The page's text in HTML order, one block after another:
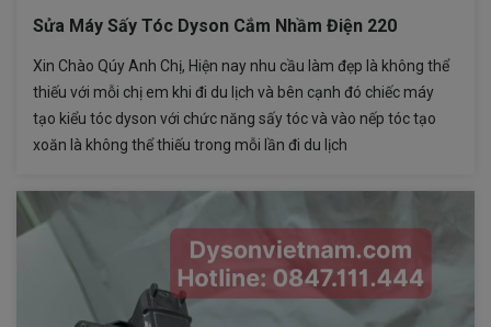
Sửa Máy Sấy Tóc Dyson Cắm Nhầm Điện 220
Xin Chào Qúy Anh Chị, Hiện nay nhu cầu làm đẹp là không thể
thiếu với mỗi chị em khi đi du lịch và bên cạnh đó chiếc máy
tạo kiểu tóc dyson với chức năng sấy tóc và vào nếp tóc tạo
xoăn là không thể thiếu trong mỗi lần đi du lịch